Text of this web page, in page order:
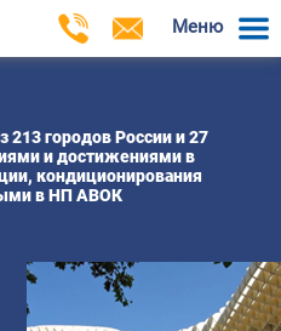
Меню
213 городов России и 27
и достижениями в
кондиционирования
в НП АВОК